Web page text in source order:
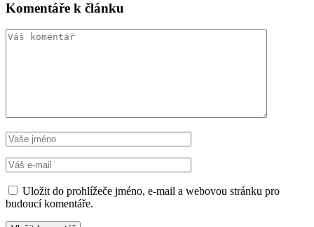
Komentáře k článku
Uložit do prohlížeče jméno, e-mail a webovou stránku pro
budoucí komentáře.